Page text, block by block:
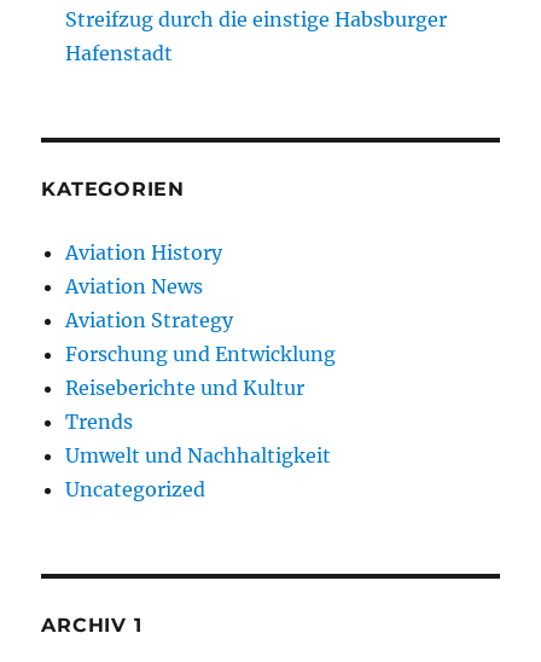
Streifzug durch die einstige Habsburger
Hafenstadt
KATEGORIEN
Aviation History
Aviation News
Aviation Strategy
Forschung und Entwicklung
Reiseberichte und Kultur
Trends
Umwelt und Nachhaltigkeit
Uncategorized
ARCHIV 1